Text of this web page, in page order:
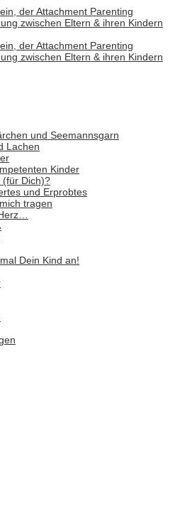
und Seemannsgarn
Lachen
Kinder
(für Dich)?
und Erprobtes
tragen
Dein Kind an!